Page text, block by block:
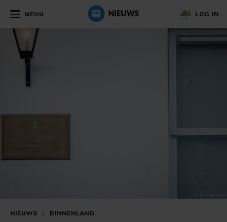
MENU LOG IN
NIEUWS / BINNENLAND